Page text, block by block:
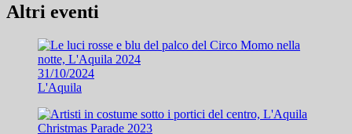
Altri eventi
31/10/2024
L'Aquila